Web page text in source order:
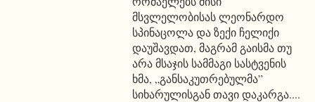
მსვლელობისას ლეონარდო
სპინაცოლა და ზექი ჩელიქი
დაუშავდათ, მაგრამ გაისმა თუ
არა მსაჯის სამმაგი სასტვენის
ხმა, „განსაკუთრებულმა”
სიხარულისგან თავი დაკარგა....